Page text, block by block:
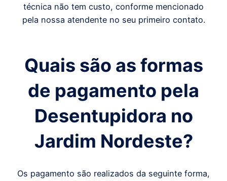
técnica não tem custo, conforme mencionado
pela nossa atendente no seu primeiro contato.
Quais são as formas
de pagamento pela
Desentupidora no
Jardim Nordeste?
Os pagamento são realizados da seguinte forma,